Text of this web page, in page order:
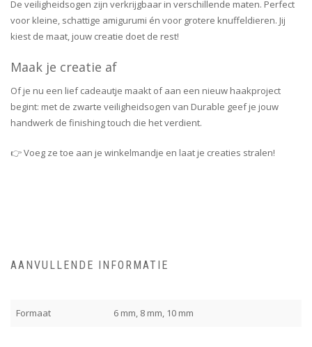
De veiligheidsogen zijn verkrijgbaar in verschillende maten. Perfect
voor kleine, schattige amigurumi én voor grotere knuffeldieren. Jij
kiest de maat, jouw creatie doet de rest!
Maak je creatie af
Of je nu een lief cadeautje maakt of aan een nieuw haakproject
begint: met de zwarte veiligheidsogen van Durable geef je jouw
handwerk de finishing touch die het verdient.
👉 Voeg ze toe aan je winkelmandje en laat je creaties stralen!
AANVULLENDE INFORMATIE
Formaat 6 mm, 8 mm, 10 mm